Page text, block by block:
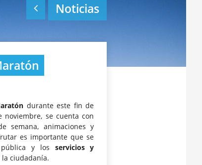
Noticias
durante este fin de
se cuenta con
semana, animaciones y
es importante que se
y los servicios y
ciudadanía.